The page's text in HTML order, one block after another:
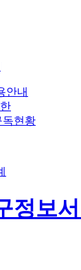
안내
독현황